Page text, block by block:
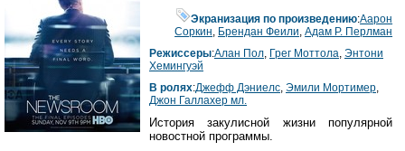
Экранизация по произведению:Аарон
Соркин, Брендан Феили,Адам Р. Перлман
Режиссеры:Алан Пол, Грег Моттола, Энтони
Хемингуэй
В ролях:Джефф Дэниелс, Эмили Мортимер,
Джон Галлахер мл.
История закулисной жизни популярной
новостной программы.